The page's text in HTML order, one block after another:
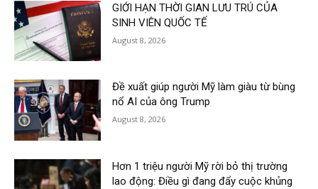
GIỚI HẠN THỜI GIAN LƯU TRÚ CỦA
SINH VIÊN QUỐC TẾ
August 8, 2026
Đề xuất giúp người Mỹ làm giàu từ bùng
nổ AI của ông Trump
August 8, 2026
Hơn 1 triệu người Mỹ rời bỏ thị trường
lao động: Điều gì đang đẩy cuộc khủng